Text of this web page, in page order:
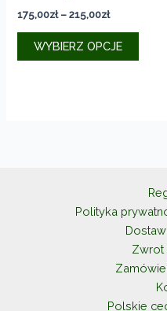
175,00zł – 215,00złZakres
od
175,00zł
WYBIERZ OPCJE
Ten
na
Polityka
Zwrot
Polskie